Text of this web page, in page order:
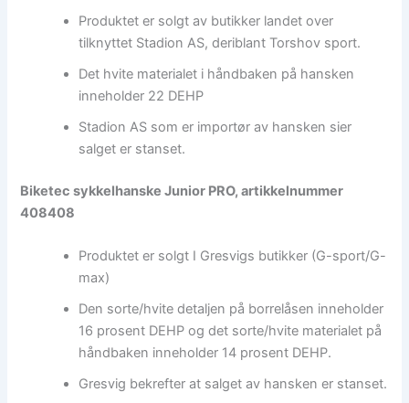
Produktet er solgt av butikker landet over
tilknyttet Stadion AS, deriblant Torshov sport.
Det hvite materialet i håndbaken på hansken
inneholder 22 DEHP
Stadion AS som er importør av hansken sier
salget er stanset.
Biketec sykkelhanske Junior PRO, artikkelnummer
408408
Produktet er solgt I Gresvigs butikker (G-sport/G-
max)
Den sorte/hvite detaljen på borrelåsen inneholder
16 prosent DEHP og det sorte/hvite materialet på
håndbaken inneholder 14 prosent DEHP.
Gresvig bekrefter at salget av hansken er stanset.